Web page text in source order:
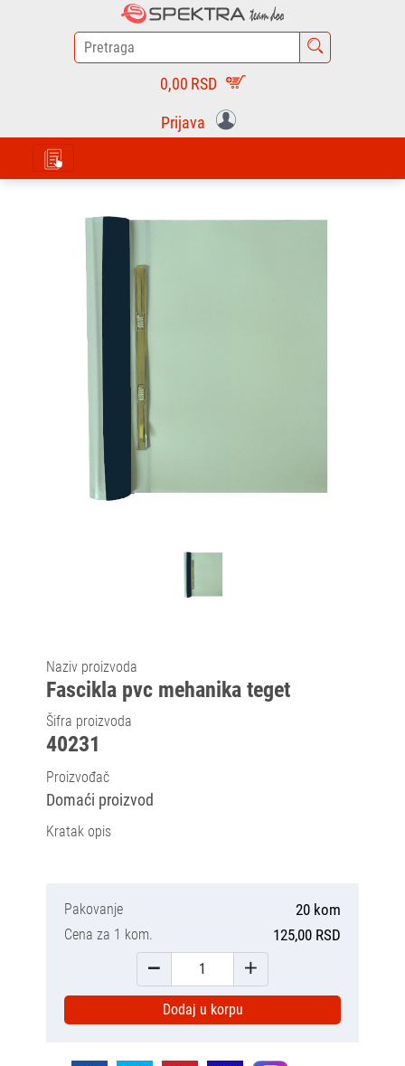
0,00 RSD
Prijava
Naziv proizvoda
Fascikla pvc mehanika teget
Šifra proizvoda
40231
Proizvođač
Domaći proizvod
Kratak opis
Pakovanje 20 kom
Cena za 1 kom. 125,00 RSD
Dodaj u korpu